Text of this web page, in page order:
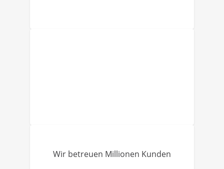
Wir betreuen Millionen Kunden